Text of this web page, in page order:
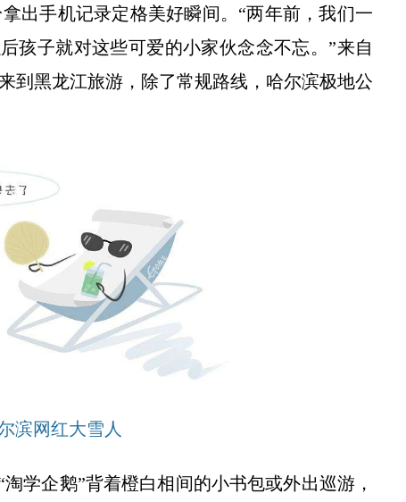
出手机记录定格美好瞬间。“两年前，我们一
孩子就对这些可爱的小家伙念念不忘。”来自
到黑龙江旅游，除了常规路线，哈尔滨极地公
滨网红大雪人
学企鹅”背着橙白相间的小书包或外出巡游，